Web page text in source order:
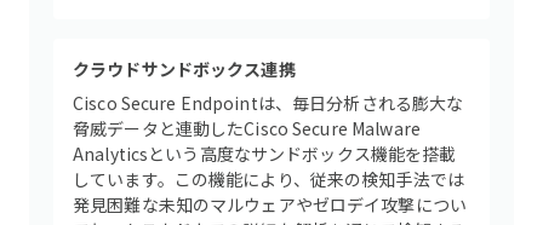
クラウドサンドボックス連携
Cisco Secure Endpointは、毎日分析される膨大な
脅威データと連動したCisco Secure Malware
Analyticsという高度なサンドボックス機能を搭載
しています。この機能により、従来の検知手法では
発見困難な未知のマルウェアやゼロデイ攻撃につい